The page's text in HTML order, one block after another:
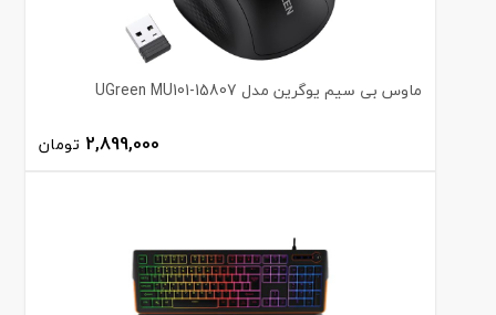
ماوس بی سیم یوگرین مدل UGreen MU101-15807
2,899,000 تومان